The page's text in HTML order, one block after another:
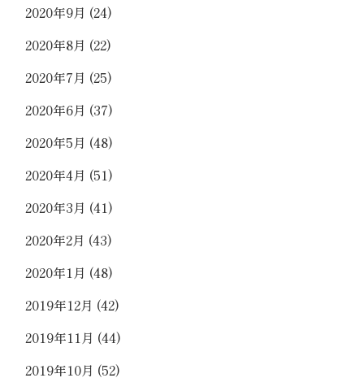
2020年9月 (24)
2020年8月 (22)
2020年7月 (25)
2020年6月 (37)
2020年5月 (48)
2020年4月 (51)
2020年3月 (41)
2020年2月 (43)
2020年1月 (48)
2019年12月 (42)
2019年11月 (44)
2019年10月 (52)